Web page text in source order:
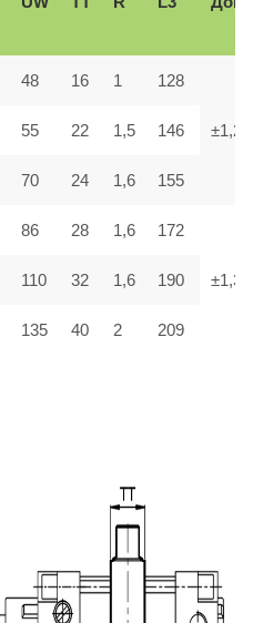
48 16 1 128
±1,2
55 22 1,5 146
70 24 1,6 155
86 28 1,6 172
±1,3
110 32 1,6 190
135 40 2 209